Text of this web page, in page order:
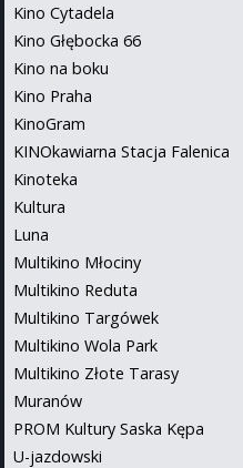
Kino Cytadela
Kino Głębocka 66
Kino na boku
Kino Praha
KinoGram
KINOkawiarna Stacja Falenica
Kinoteka
Kultura
Luna
Multikino Młociny
Multikino Reduta
Multikino Targówek
Multikino Wola Park
Multikino Złote Tarasy
Muranów
PROM Kultury Saska Kępa
U-jazdowski